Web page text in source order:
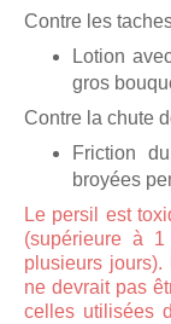
Contre les
Lotion
gros
Contre la chute
Friction
broyées
Le persil est
(supérieure à
plusieurs jours).
ne devrait pas
celles utilisées